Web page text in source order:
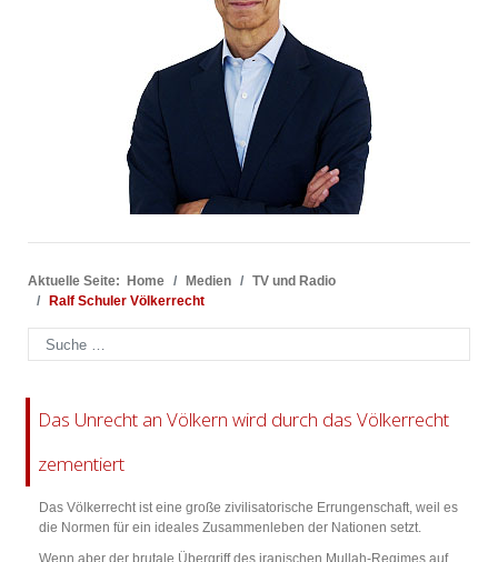
Aktuelle Seite: Home Medien
TV und Radio
Ralf Schuler Völkerrecht
Suchen
Das Unrecht an Völkern wird durch das Völkerrecht
zementiert
Das Völkerrecht ist eine große zivilisatorische Errungenschaft, weil es
die Normen für ein ideales Zusammenleben der Nationen setzt.